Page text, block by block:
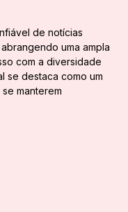
de notícias
uma ampla
com a diversidade
se destaca como um
manterem